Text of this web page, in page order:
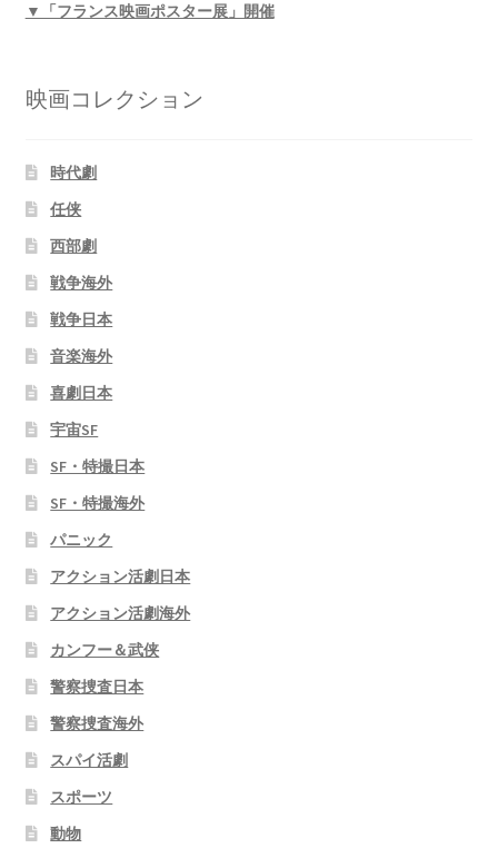
▼「フランス映画ポスター展」開催
映画コレクション
時代劇
任侠
西部劇
戦争海外
戦争日本
音楽海外
喜劇日本
宇宙SF
SF・特撮日本
SF・特撮海外
パニック
アクション活劇日本
アクション活劇海外
カンフー＆武侠
警察捜査日本
警察捜査海外
スパイ活劇
スポーツ
動物